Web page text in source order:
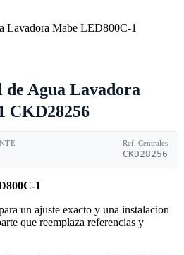
Agua Lavadora
CKD28256
Ref. Centrales
CKD28256
1
un ajuste exacto y una instalacion
que reemplaza referencias y